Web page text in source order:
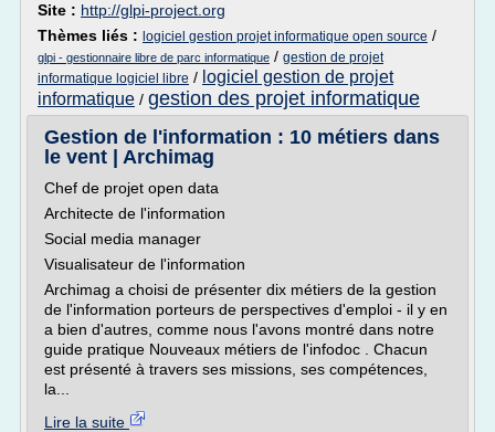
Site : http://glpi-project.org
Thèmes liés : logiciel gestion projet informatique open source /
glpi - gestionnaire libre de parc informatique / gestion de projet
informatique logiciel libre / logiciel gestion de projet
informatique / gestion des projet informatique
Gestion de l'information : 10 métiers dans
le vent | Archimag
Chef de projet open data
Architecte de l'information
Social media manager
Visualisateur de l'information
Archimag a choisi de présenter dix métiers de la gestion
de l'information porteurs de perspectives d'emploi - il y en
a bien d'autres, comme nous l'avons montré dans notre
guide pratique Nouveaux métiers de l'infodoc . Chacun
est présenté à travers ses missions, ses compétences,
la...
Lire la suite